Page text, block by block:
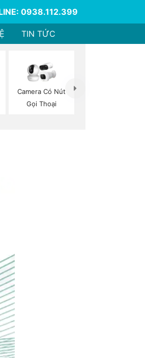
0938.112.399
TIN TỨC
Camera Có Nút
Gọi Thoại